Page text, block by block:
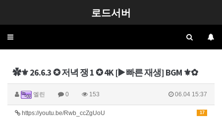
로드서버
Toggle
✿⚜ 26.6.3 ✪ 저녁 쟁 1 ✪ 4K [▶️ 빠른 재생] BGM ⚜✿
엘린 0 153 06.04 15:37
17
https://youtu.be/Rwb_ccZgUoU